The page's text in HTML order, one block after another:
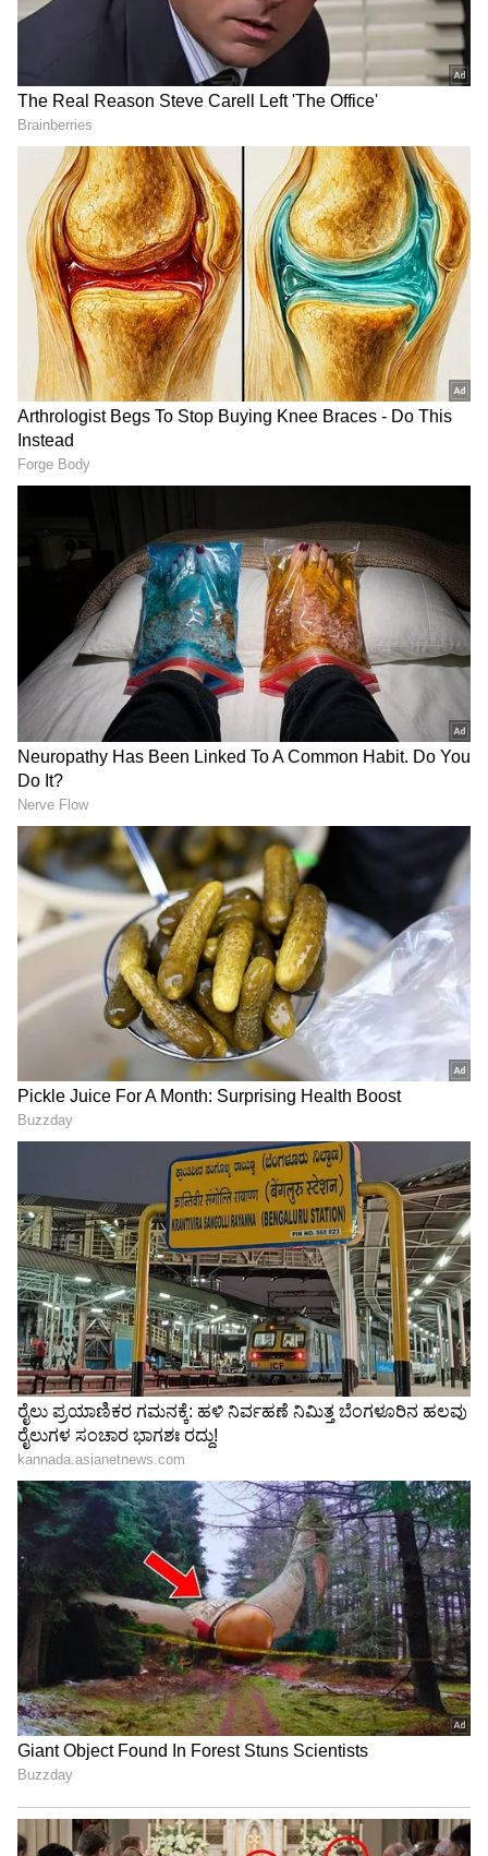
9
Image Credit :Getty
ಸಾಕಷ್ಟು ನೀರು ಕುಡಿಯಿರಿ
ಕಿಡ್ನಿಗಳು ಸರಿಯಾಗಿ ಕೆಲಸ ಮಾಡಲು ಸಾಕಷ್ಟು ನೀರು
ಕುಡಿಯುವುದು ಅತ್ಯಗತ್ಯ. ನೀರು ಕುಡಿಯುವುದರಿಂದ ಕಿಡ್ನಿ
ಕಿಡ್ನಿಗಳಿಂದ ವಿಷಕಾರಿ ಅಂಶಗಳನ್ನು ಹೊರಹಾಕಲು ಸಹಾಯ
ಮಾಡುತ್ತದೆ.
Related Articles
ಕಿಡ್ನಿ ರೋಗಿಗಳೇ, ಈ 5 ಸರಳ ಆಹಾರಗಳನ್ನು ತಪ್ಪದೇ
Chronic Kidney Disease: ದೀರ್ಘಕಾಲದ ಕಿಡ್ನಿ
ಕಾಯಿಲೆಯ 5 ಆರಂಭಿಕ ಲಕ್ಷಣಗಳಿವು, ನಿರ್ಲಕ್ಷ್ಯ
ಮಾಡಲೇಬೇಡಿ!
3
9
Image Credit :Asianet News
ಪ್ರತಿ ದಿನ ಸಮತೋಲಿತ ಆಹಾರ ಸೇವಿಸಿ
ಹಣ್ಣುಗಳು, ತರಕಾರಿಗಳು, ಧಾನ್ಯಗಳು ಮತ್ತು
ಪ್ರೋಟೀನ್‌ಗಳನ್ನು ಒಳಗೊಂಡ ಸಮತೋಲಿತ ಆಹಾರವನ್ನು
ಸೇವಿಸಿ. ಸಂಸ್ಕರಿಸಿದ ಆಹಾರಗಳು ಮತ್ತು ಅನಾರೋಗ್ಯಕರ
ಕೊಬ್ಬು ಇರುವ ಆಹಾರಗಳನ್ನು ನಿಮ್ಮ ಡಯಟ್‌ನಿಂದ
ದೂರವಿಡಿ.